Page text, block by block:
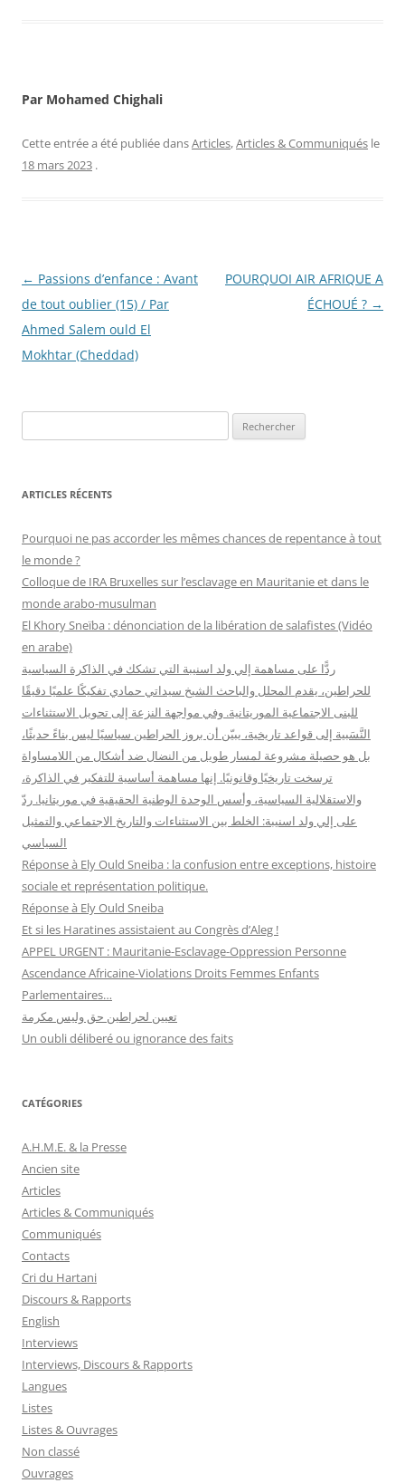
Par Mohamed Chighali
Cette entrée a été publiée dansArticles,Articles & Communiqués le
18 mars 2023 .
Navigation
des
articles
← Passions d’enfance : Avant
de tout oublier (15) / Par
Ahmed Salem ould El
Mokhtar (Cheddad)
POURQUOI AIR AFRIQUE A
ÉCHOUÉ ? →
e
h
r
c
h
r
ARTICLES RÉCENTS
Pourquoi ne pas accorder les mêmes chances de repentance à tout
le monde ?
Colloque de IRA Bruxelles sur l’esclavage en Mauritanie et dans le
monde arabo-musulman
El Khory Sneïba : dénonciation de la libération de salafistes (Vidéo
en arabe)
ردًّا على مساهمة إلي ولد اسنيبة التي تشكك في الذاكرة السياسية
للحراطين، يقدم المحلل والباحث الشيخ سيداتي حمادي تفكيكًا علميًا دقيقًا
للبنى الاجتماعية الموريتانية. وفي مواجهة النزعة إلى تحويل الاستثناءات
النَّسَبية إلى قواعد تاريخية، يبيّن أن بروز الحراطين سياسيًا ليس بناءً حديثًا،
بل هو حصيلة مشروعة لمسار طويل من النضال ضد أشكال من اللامساواة
ترسخت تاريخيًا وقانونيًا. إنها مساهمة أساسية للتفكير في الذاكرة،
والاستقلالية السياسية، وأسس الوحدة الوطنية الحقيقية في موريتانيا. ردّ
على إلي ولد اسنيبة: الخلط بين الاستثناءات والتاريخ الاجتماعي والتمثيل
السياسي
Réponse à Ely Ould Sneiba : la confusion entre exceptions, histoire
sociale et représentation politique.
Réponse à Ely Ould Sneiba
Et si les Haratines assistaient au Congrès d’Aleg !
APPEL URGENT : Mauritanie-Esclavage-Oppression Personne
Ascendance Africaine-Violations Droits Femmes Enfants
Parlementaires…
تعيين لحراطين حق وليس مكرمة
Un oubli déliberé ou ignorance des faits
CATÉGORIES
A.H.M.E. & la Presse
Ancien site
Articles
Articles & Communiqués
Communiqués
Contacts
Cri du Hartani
Discours & Rapports
English
Interviews
Interviews, Discours & Rapports
Langues
Listes
Listes & Ouvrages
Non classé
Ouvrages